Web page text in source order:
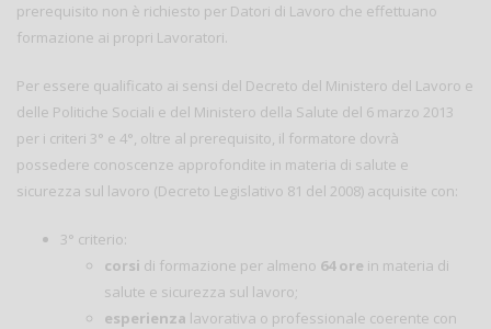
prerequisito non è richiesto per Datori di Lavoro che effettuano
formazione ai propri Lavoratori.
Per essere qualificato ai sensi del Decreto del Ministero del Lavoro e
delle Politiche Sociali e del Ministero della Salute del 6 marzo 2013
per i criteri 3° e 4°, oltre al prerequisito, il formatore dovrà
possedere conoscenze approfondite in materia di salute e
sicurezza sul lavoro (Decreto Legislativo 81 del 2008) acquisite con:
3° criterio:
corsi di formazione per almeno 64 ore in materia di
salute e sicurezza sul lavoro;
esperienza lavorativa o professionale coerente con